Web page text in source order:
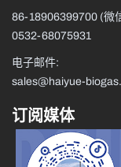
86-18906399700(微
0532-68075931
电子邮件:
sales@haiyue-
订阅媒体